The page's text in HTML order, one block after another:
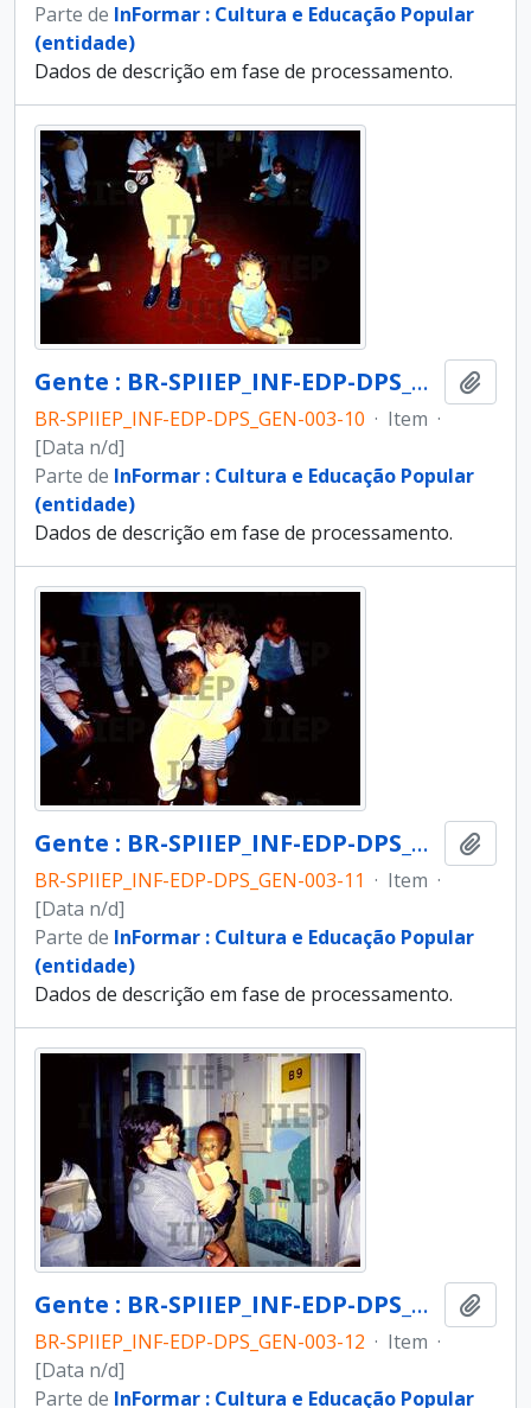
Parte de InFormar : Cultura e Educação Popular
(entidade)
Dados de descrição em fase de processamento.
Gente : BR-SPIIEP_INF-EDP-DPS_GEN-003-10 [diapositivo]
BR-SPIIEP_INF-EDP-DPS_GEN-003-10 · Item ·
[Data n/d]
Parte de InFormar : Cultura e Educação Popular
(entidade)
Dados de descrição em fase de processamento.
Gente : BR-SPIIEP_INF-EDP-DPS_GEN-003-11 [diapositivo]
BR-SPIIEP_INF-EDP-DPS_GEN-003-11 · Item ·
[Data n/d]
Parte de InFormar : Cultura e Educação Popular
(entidade)
Dados de descrição em fase de processamento.
Gente : BR-SPIIEP_INF-EDP-DPS_GEN-003-12 [diapositivo]
BR-SPIIEP_INF-EDP-DPS_GEN-003-12 · Item ·
[Data n/d]
Parte de InFormar : Cultura e Educação Popular